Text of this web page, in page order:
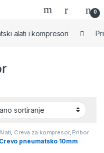
0
alati i kompresori
Alati Creva za kompresor, Pribor
za kompresor
Crevo pneumatsko 10mm